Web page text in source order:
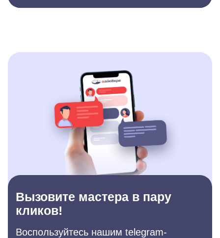
Вызовите мастера в пару
кликов!
Воспользуйтесь нашим telegram-